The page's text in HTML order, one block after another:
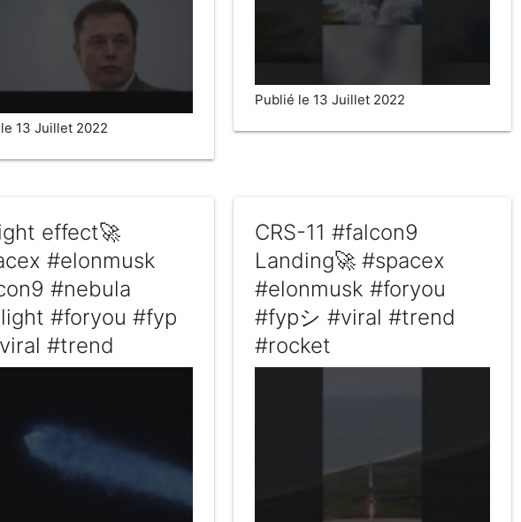
13 Juillet 2022
Publié le 13 Juillet 2022
effect🚀
#elonmusk
#nebula
#foryou #fyp
#trend
CRS-11 #falcon9
Landing🚀 #spacex
#elonmusk #foryou
#fypシ #viral #trend
#rocket